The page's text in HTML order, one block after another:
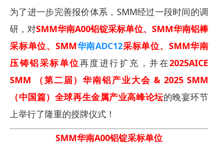
为了进一步完善报价体系，SMM经过一段时间的调
研，对SMM华南A00铝锭采标单位、SMM华南铝棒
采标单位、SMM华南ADC12采标单位、SMM华南
压铸铝采标单位再度进行扩充，并在2025AICE
SMM （第二届）华南铝产业大会 & 2025 SMM
（中国篇）全球再生金属产业高峰论坛的晚宴环节
上举行了隆重的授牌仪式！
SMM华南A00铝锭采标单位